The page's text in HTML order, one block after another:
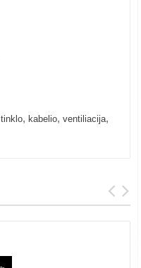
tinklo, kabelio, ventiliacija,